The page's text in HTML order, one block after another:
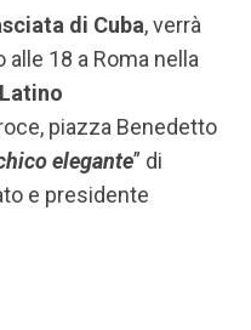
di Cuba, verrà
18 a Roma nella
piazza Benedetto
elegante” di
e presidente